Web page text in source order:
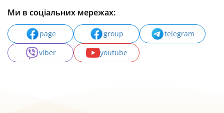
Ми в соціальних мережах:
page group
telegram
viber
youtube